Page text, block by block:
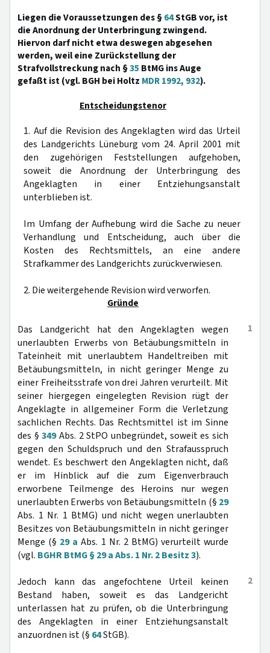
Liegen die Voraussetzungen des §64StGB vor, ist
die Anordnung der Unterbringung zwingend.
Hiervon darf nicht etwa deswegen abgesehen
werden, weil eine Zurückstellung der
Strafvollstreckung nach §35 BtMG ins Auge
gefaßt ist (vgl. BGH bei Holtz MDR 1992, 932).
Entscheidungstenor
1. Auf die Revision des Angeklagten wird das Urteil
des Landgerichts Lüneburg vom 24. April 2001 mit
den zugehörigen Feststellungen aufgehoben,
soweit die Anordnung der Unterbringung des
Angeklagten in einer Entziehungsanstalt
unterblieben ist.
Im Umfang der Aufhebung wird die Sache zu neuer
Verhandlung und Entscheidung, auch über die
Kosten des Rechtsmittels, an eine andere
Strafkammer des Landgerichts zurückverwiesen.
2. Die weitergehende Revision wird verworfen.
Gründe
1
Das Landgericht hat den Angeklagten wegen
unerlaubten Erwerbs von Betäubungsmitteln in
Tateinheit mit unerlaubtem Handeltreiben mit
Betäubungsmitteln, in nicht geringer Menge zu
einer Freiheitsstrafe von drei Jahren verurteilt. Mit
seiner hiergegen eingelegten Revision rügt der
Angeklagte in allgemeiner Form die Verletzung
sachlichen Rechts. Das Rechtsmittel ist im Sinne
des §349Abs. 2 StPO unbegründet, soweit es sich
gegen den Schuldspruch und den Strafausspruch
wendet. Es beschwert den Angeklagten nicht, daß
er im Hinblick auf die zum Eigenverbrauch
erworbene Teilmenge des Heroins nur wegen
unerlaubten Erwerbs von Betäubungsmitteln (§ 29
Abs. 1 Nr. 1 BtMG) und nicht wegen unerlaubten
Besitzes von Betäubungsmitteln in nicht geringer
Menge (§ 29 a Abs. 1 Nr. 2 BtMG) verurteilt wurde
(vgl. BGHR BtMG § 29 a Abs. 1 Nr. 2 Besitz 3).
2
Jedoch kann das angefochtene Urteil keinen
Bestand haben, soweit es das Landgericht
unterlassen hat zu prüfen, ob die Unterbringung
des Angeklagten in einer Entziehungsanstalt
anzuordnen ist (§ 64StGB).